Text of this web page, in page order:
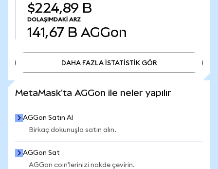
$224,89 B
DOLAŞIMDAKI ARZ
141,67 B AGGon
DAHA FAZLA İSTATİSTİK GÖR
MetaMask'ta AGGon ile neler yapılır
AGGon Satın Al
Birkaç dokunuşla satın alın.
AGGon Sat
AGGon coin'lerinizi nakde çevirin.